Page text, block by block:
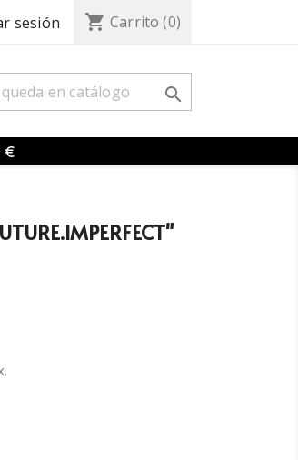
sesión shopping_cart Carrito (0)

€